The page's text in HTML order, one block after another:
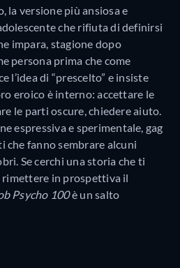
la versione più ansiosa e
che rifiuta di definirsi
impara, stagione dopo
persona prima che come
l’idea di “prescelto” e insiste
eroico è interno: accettare le
le parti oscure, chiedere aiuto.
espressiva e sperimentale, gag
che fanno sembrare alcuni
Se cerchi una storia che ti
rimettere in prospettiva il
Psycho 100è un salto